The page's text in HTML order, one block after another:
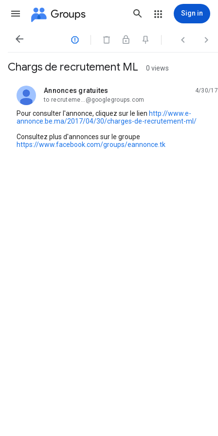
Groups Sign in
   
Chargs de recrutement ML 0 views
Annonces gratuites
unread,
4/30/17
to recruteme...@googlegroups.com
Pour consulter l'annonce, cliquez sur le lien http://www.e-
annonce.be.ma/2017/04/30/charges-de-recrutement-ml/
Consultez plus d'annonces sur le groupe
https://www.facebook.com/groups/eannonce.tk